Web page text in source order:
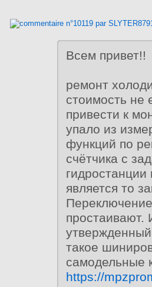
Всем привет!!
ремонт
стоимость не
привести к
упало из
функций по
счётчика с
является то
простаивают.
такое
самодельные
https://